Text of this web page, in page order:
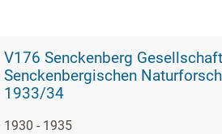
V176 Senckenberg Gesellschaft für Naturforschung,
Senckenbergischen
1933/34
1930 - 1935